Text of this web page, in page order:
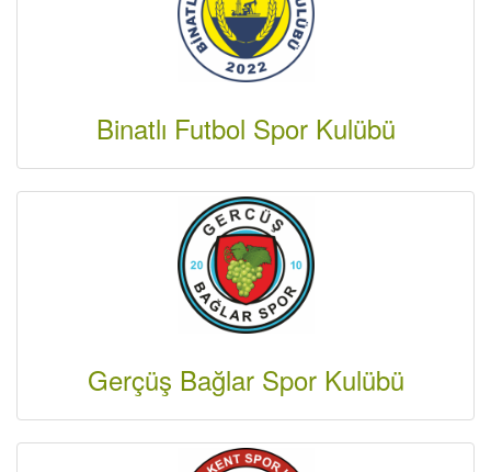
Binatlı Futbol Spor Kulübü
Gerçüş Bağlar Spor Kulübü